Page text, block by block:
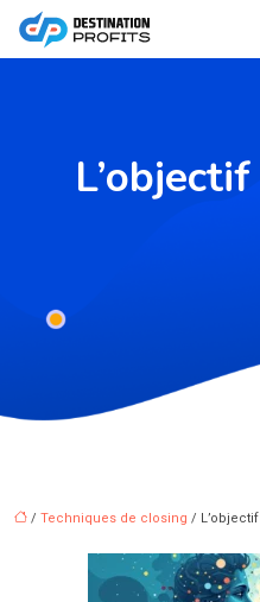
/ Techniques de closing /